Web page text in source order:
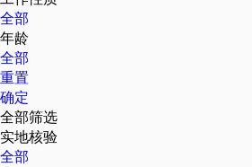
全部
年龄
全部
重置
确定
全部筛选
实地核验
全部